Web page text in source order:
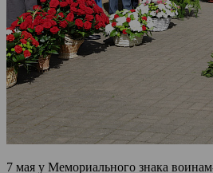
7 мая у Мемориального знака